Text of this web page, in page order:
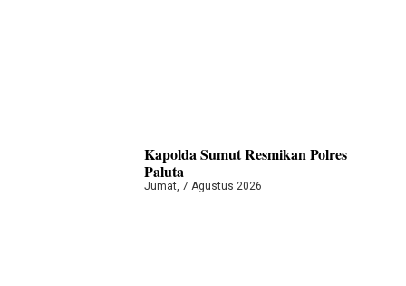
Kapolda Sumut Resmikan Polres
Paluta
Jumat, 7 Agustus 2026